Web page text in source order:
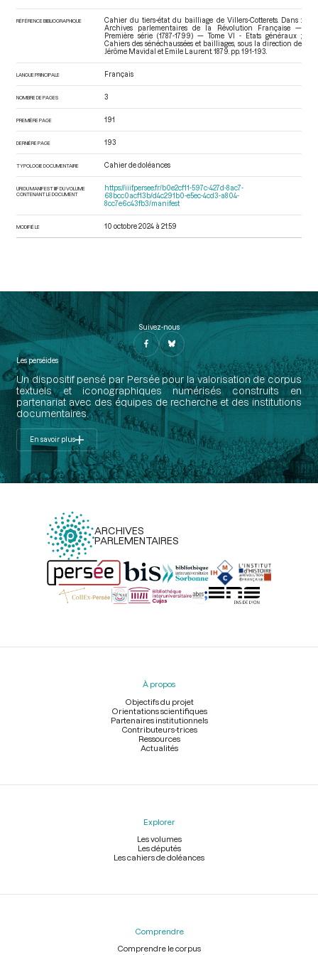
RÉFÉRENCE BIBLIOGRAPHIQUE
Cahier du tiers-état du bailliage de Villers-Cotterets. Dans :
Archives parlementaires de la Révolution Française —
Première série (1787-1799) — Tome VI - Etats généraux ;
Cahiers des sénéchaussées et bailliages , sous la direction de
Jérôme Mavidal et Emile Laurent. 1879. pp. 191-193.
LANGUE PRINCIPALE Français
NOMBRE DE PAGES 3
PREMIÈRE PAGE 191
DERNIÈRE PAGE 193
TYPOLOGIE DOCUMENTAIRE Cahier de doléances
URI DU MANIFEST IIIF DU VOLUME
CONTENANT LE DOCUMENT
https://iiif.persee.fr/b0e2cf11-597c-427d-8ac7-
68bcc0acf13b/d4c291b0-e5ec-4cd3-a804-
8cc7e6c43fb3/manifest
MODIFIÉ LE 10 octobre 2024 à 21:59
Suivez-nous
Les perséides
Un dispositif pensé par Persée pour la valorisation de corpus
textuels et iconographiques numérisés construits en
partenariat avec des équipes de recherche et des institutions
documentaires.
En savoir plus
ARCHIVES
PARLEMENTAIRES
Menu
À propos
Objectifs du projet
Orientations scientifiques
Partenaires institutionnels
Contributeurs-trices
Ressources
Actualités
Explorer
Les volumes
Les députés
Les cahiers de doléances
Comprendre
Comprendre le corpus